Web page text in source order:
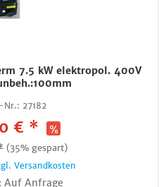
7.5 kW elektropol. 400V
Nr.: 27182
€ *
(35% gespart)
Versandkosten
Auf Anfrage